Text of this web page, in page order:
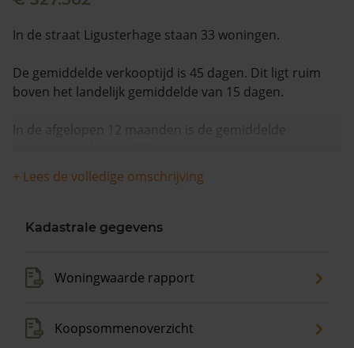
In de straat Ligusterhage staan 33 woningen.
De gemiddelde verkooptijd is 45 dagen. Dit ligt ruim
boven het landelijk gemiddelde van 15 dagen.
In de afgelopen 12 maanden is de gemiddelde
+ Lees de volledige omschrijving
Kadastrale gegevens
Woningwaarde rapport
Koopsommenoverzicht